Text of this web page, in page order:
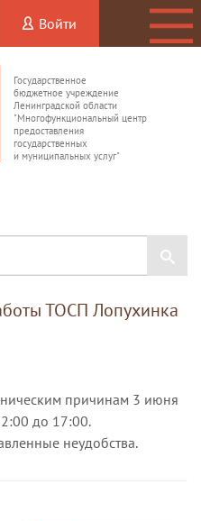
Войти
Государственное
бюджетное учреждение
Ленинградской области
"Многофункциональный центр
предоставления
государственных
и муниципальных услуг"
ТОСП Лопухинка
причинам 3 июня
до 17:00.
неудобства.